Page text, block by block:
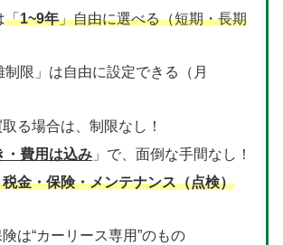
「1~9年」自由に選べる（短期・長期
制限」は自由に設定できる（月
る場合は、制限なし！
・費用は込み」で、面倒な手間なし！
金・保険・メンテナンス（点検）
は“カーリース専用”のもの